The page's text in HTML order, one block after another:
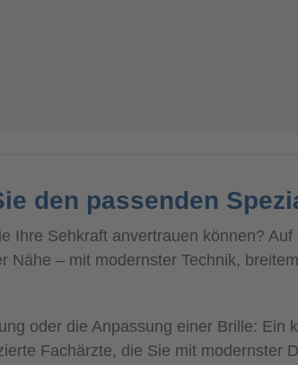
den passenden
Ihre Sehkraft anvertrauen können?
– mit modernster Technik,
oder die Anpassung einer Brille: Ein
Fachärzte, die Sie mit modernster